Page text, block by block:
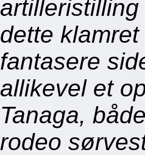
dette
fantasere
allikevel et
Tanaga,
rodeo